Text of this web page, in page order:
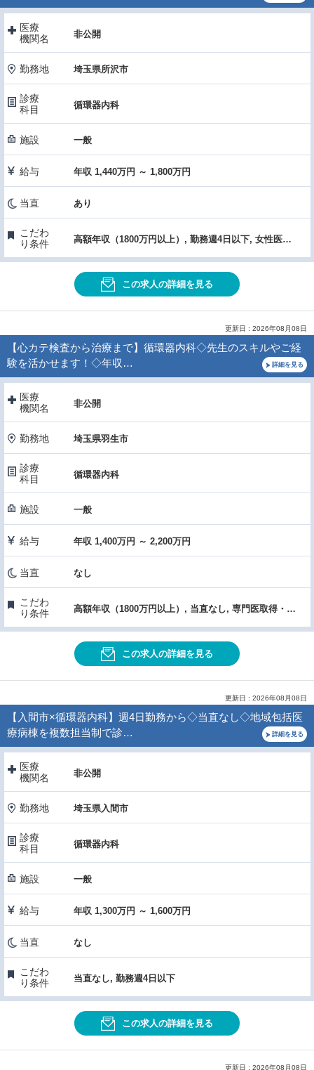
医療
機関名
非公開
勤務地 埼玉県所沢市
診療
科目
循環器内科
施設 一般
給与 年収 1,440万円 ～ 1,800万円
当直 あり
こだわ
り条件
高額年収（1800万円以上）, 勤務週4日以下, 女性医師におすすめ, 託児所あり
この求人の詳細を見る
更新日 : 2026年08月08日
【心カテ検査から治療まで】循環器内科◇先生のスキルやご経
験を活かせます！◇年収…
詳細を見る
医療
機関名
非公開
勤務地 埼玉県羽生市
診療
科目
循環器内科
施設 一般
給与 年収 1,400万円 ～ 2,200万円
当直 なし
こだわ
り条件
高額年収（1800万円以上）, 当直なし, 専門医取得・認定施設, 症例数・手術件数が多い, 医療機器・設備充実, 女性医師におすすめ, 託児所あり
この求人の詳細を見る
更新日 : 2026年08月08日
【入間市×循環器内科】週4日勤務から◇当直なし◇地域包括医
療病棟を複数担当制で診…
詳細を見る
医療
機関名
非公開
勤務地 埼玉県入間市
診療
科目
循環器内科
施設 一般
給与 年収 1,300万円 ～ 1,600万円
当直 なし
こだわ
り条件
当直なし, 勤務週4日以下
この求人の詳細を見る
更新日 : 2026年08月08日